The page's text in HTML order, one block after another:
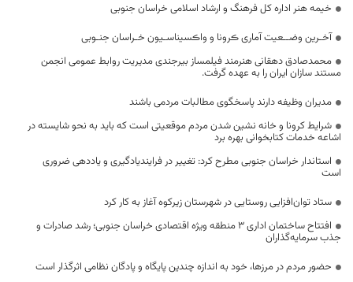
خیمه هنر اداره کل فرهنگ و ارشاد اسلامی خراسان جنوبی
آخـرین وضــعیت آماری ڪرونا و واڪسیناسـیون خـراسان جنـوبی
محمدصادق دهقانی هنرمند فیلمساز بیرجندی مدیریت روابط عمومی انجمن
مستند سازان ایران را به عهده گرفت.
مدیران وظیفه دارند پاسخگوی مطالبات مردمی باشند
شرایط کرونا و خانه نشین شدن مردم موقعیتی است که باید به نحو شایسته در
اشاعه خدمات کتابخوانی بهره برد
استاندار خراسان جنوبی مطرح کرد: تغییر در فرایندیادگیری و یاددهی ضروری
است
ستاد توان‌افزایی روستایی در شهرستان زیرکوه آغاز به کار کرد
افتتاح ساختمان اداری 3 منطقه ویژه اقتصادی خراسان جنوبی؛ رشد صادرات و
جذب سرمایه‌گذاران
حضور مردم در مرزها، خود به اندازه چندین پایگاه و پادگان نظامی اثرگذار است